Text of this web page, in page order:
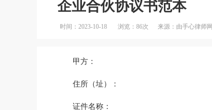
企业合伙协议书范本
时间：2023-10-18 浏览：86次 来源：由手心律师
甲方：
住所（址）：
证件名称：